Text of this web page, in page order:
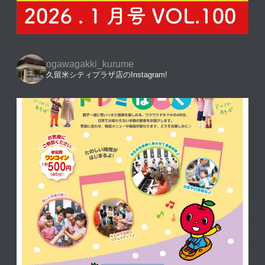
ogawagakki_kurume
久留米シティプラザ店のInstagram!